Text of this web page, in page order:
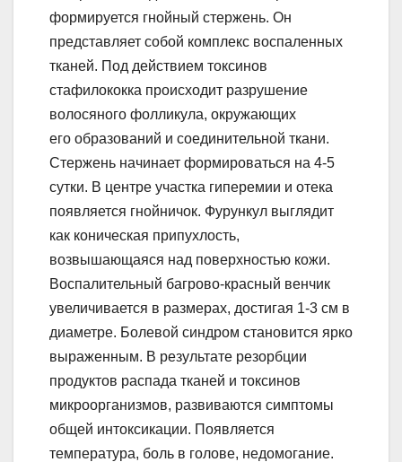
формируется гнойный стержень. Он
представляет собой комплекс воспаленных
тканей. Под действием токсинов
стафилококка происходит разрушение
волосяного фолликула, окружающих
его образований и соединительной ткани.
Стержень начинает формироваться на 4-5
сутки. В центре участка гиперемии и отека
появляется гнойничок. Фурункул выглядит
как коническая припухлость,
возвышающаяся над поверхностью кожи.
Воспалительный багрово-красный венчик
увеличивается в размерах, достигая 1-3 см в
диаметре. Болевой синдром становится ярко
выраженным. В результате резорбции
продуктов распада тканей и токсинов
микроорганизмов, развиваются симптомы
общей интоксикации. Появляется
температура, боль в голове, недомогание.